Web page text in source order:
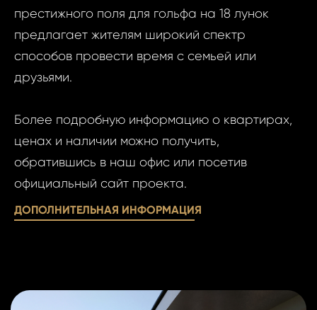
престижного поля для гольфа на 18 лунок
предлагает жителям широкий спектр
способов провести время с семьей или
друзьями.
Более подробную информацию о квартирах,
ценах и наличии можно получить,
обратившись в наш офис или посетив
официальный сайт проекта.
ДОПОЛНИТЕЛЬНАЯ ИНФОРМАЦИЯ
Даю